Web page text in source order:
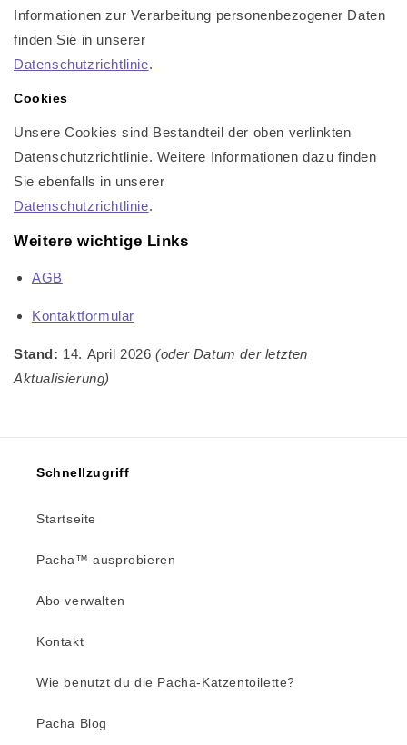
Informationen zur Verarbeitung personenbezogener Daten
finden Sie in unserer
Datenschutzrichtlinie.
Cookies
Unsere Cookies sind Bestandteil der oben verlinkten
Datenschutzrichtlinie. Weitere Informationen dazu finden
Sie ebenfalls in unserer
Datenschutzrichtlinie.
Weitere wichtige Links
AGB
Kontaktformular
Stand: 14. April 2026(oder Datum der letzten
Aktualisierung)
Schnellzugriff
Startseite
Pacha™ ausprobieren
Abo verwalten
Kontakt
Wie benutzt du die Pacha-Katzentoilette?
Pacha Blog